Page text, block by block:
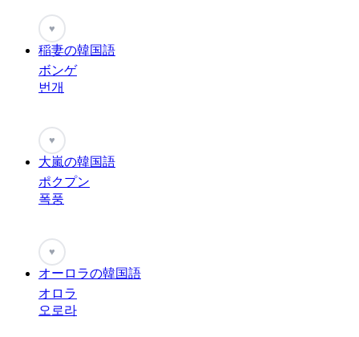
♥
稲妻の韓国語
ボンゲ
번개
♥
大嵐の韓国語
ポクプン
폭풍
♥
オーロラの韓国語
オロラ
오로라